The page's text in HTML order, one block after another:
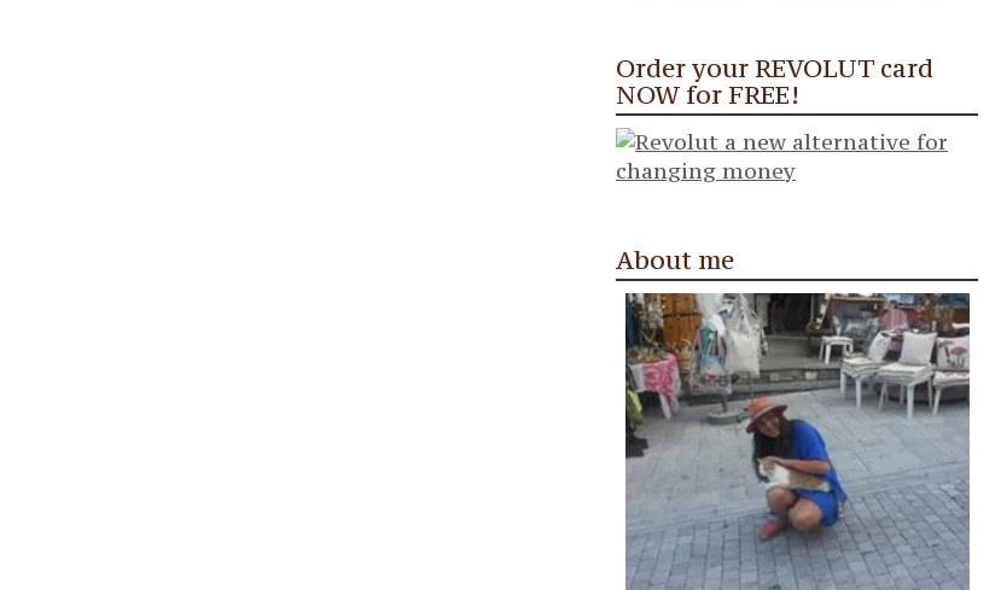
Order your REVOLUT card
NOW for FREE!
About me